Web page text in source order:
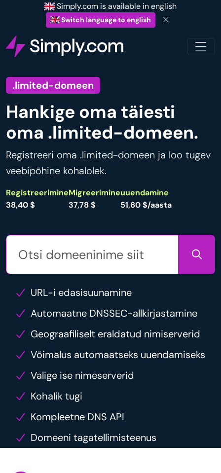
Simply.com is available in english
Switch language to english
.limited-domeen
Hankige oma täiesti
oma .limited-domeen.
Registreeri oma .limited-domeen ja loo tugev
veebipõhine kohalolek.
Registreerimine
38,40 $
Migreerimine
37,78 $
uuendamine
51,60 $/aasta
URL-i edasisuunamine
Automaatne DNSSEC-allkirjastamine
Geograafiliselt eraldatud nimiserverid
Võimalus automaatseks uuendamiseks
Valige ise nimeserverid
Kohalik tugi
Kompleetne DNS API
Domeeni tagatellimisteenus